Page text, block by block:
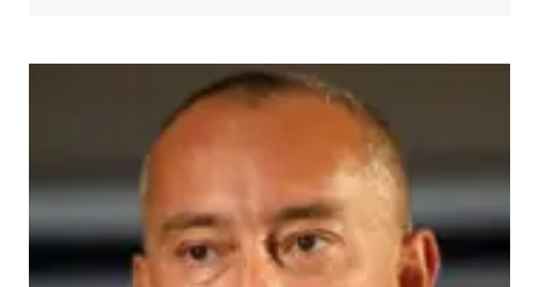
TOPLANTISINI
YAPACAK